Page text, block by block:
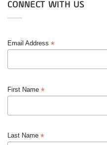
CONNECT WITH US
Email Address *
First Name *
Last Name *